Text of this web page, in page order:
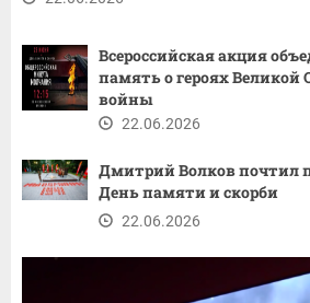
Всероссийская акция
память о героях Великой
войны
22.06.2026
Дмитрий Волков почтил
День памяти и скорби
22.06.2026